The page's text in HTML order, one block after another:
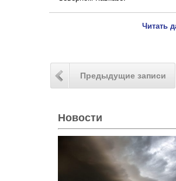
Читать
Предыдущие записи
Новости